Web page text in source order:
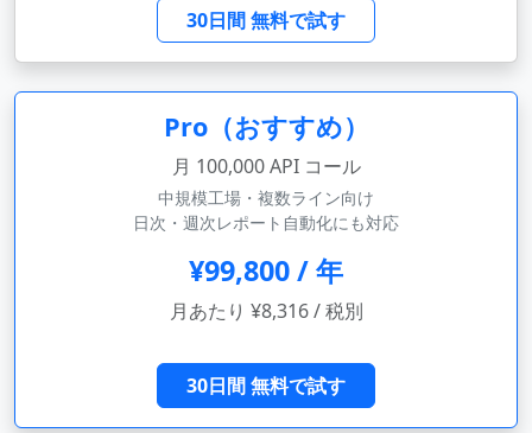
30日間 無料で試す
Pro（おすすめ）
月 100,000 API コール
中規模工場・複数ライン向け
日次・週次レポート自動化にも対応
¥99,800 / 年
月あたり ¥8,316 / 税別
30日間 無料で試す